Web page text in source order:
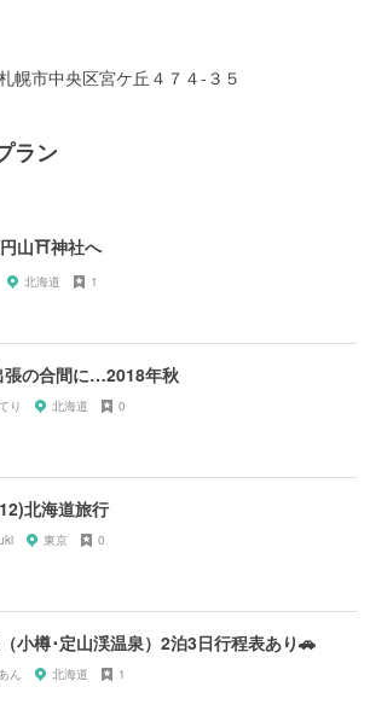
幌市中央区宮ケ丘４７４-３５
ラン
山⛩神社へ
北海道 1
張の合間に…2018年秋
り 北海道 0
北海道旅行
東京 0
小樽･定山渓温泉）2泊3日行程表あり🚗
ん 北海道 1